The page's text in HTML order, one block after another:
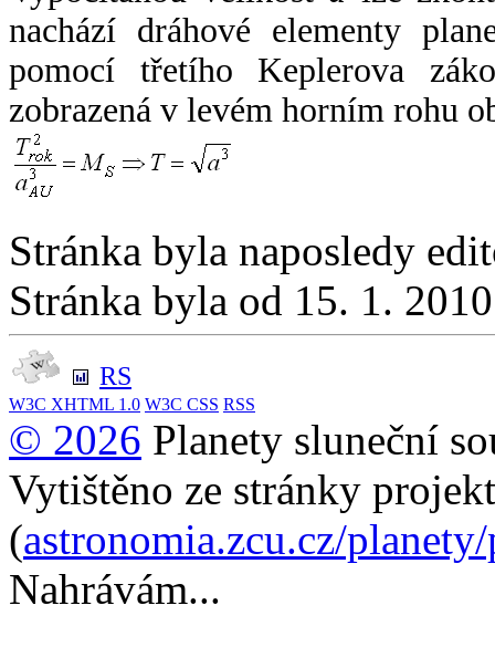
nachází dráhové elementy
pomocí třetího Keplerova
zobrazená v levém horním rohu
Stránka byla naposledy
Stránka byla od 15. 1.
RS
W3C XHTML 1.0 W3C CSS RSS
© 2026 Planety sluneční
Vytištěno ze stránky
(astronomia.zcu.cz/
Nahrávám...